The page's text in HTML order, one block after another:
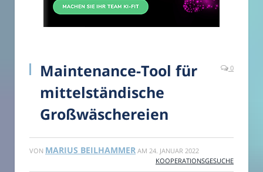
Maintenance-Tool für
mittelständische
Großwäschereien
0
VON MARIUS BEILHAMMER AM 24. JANUAR 2022
KOOPERATIONSGESUCHE